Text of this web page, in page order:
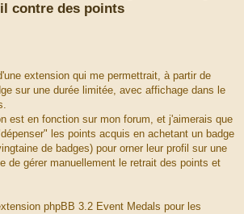
contre des points
extension qui me permettrait, à partir de
sur une durée limitée, avec affichage dans le
est en fonction sur mon forum, et j'aimerais que
les points acquis en achetant un badge
de badges) pour orner leur profil sur une
de gérer manuellement le retrait des points et
phpBB 3.2 Event Medals pour les